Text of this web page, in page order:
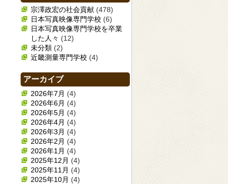
宗澤政宏の社会貢献 (478)
日本写真映像専門学校 (6)
日本写真映像専門学校を卒業
した人々 (12)
未分類 (2)
近畿測量専門学校 (4)
アーカイブ
2026年7月 (4)
2026年6月 (4)
2026年5月 (4)
2026年4月 (4)
2026年3月 (4)
2026年2月 (4)
2026年1月 (4)
2025年12月 (4)
2025年11月 (4)
2025年10月 (4)